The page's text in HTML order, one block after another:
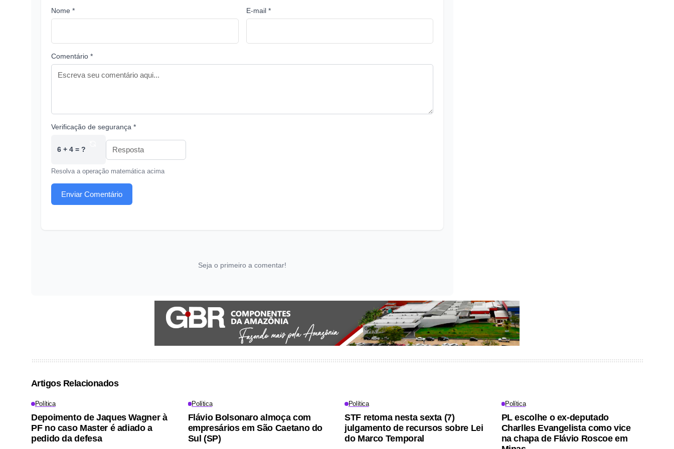
Nome * E-mail *
Comentário *
Verificação de segurança *
6 + 4 = ?
Resolva a operação matemática acima
Enviar Comentário
Seja o primeiro a comentar!
Artigos Relacionados
Política
Depoimento de Jaques Wagner à
PF no caso Master é adiado a
pedido da defesa
Política
Flávio Bolsonaro almoça com
empresários em São Caetano do
Sul (SP)
Política
STF retoma nesta sexta (7)
julgamento de recursos sobre Lei
do Marco Temporal
Política
PL escolhe o ex-deputado
Charlles Evangelista como vice
na chapa de Flávio Roscoe em